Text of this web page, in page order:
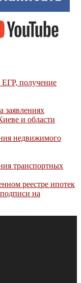
получение
заявлениях
и области
недвижимого
транспортных
реестре ипотек
на